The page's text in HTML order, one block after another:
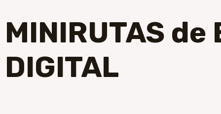
1:24:00
MINIRUTAS de
DIGITAL